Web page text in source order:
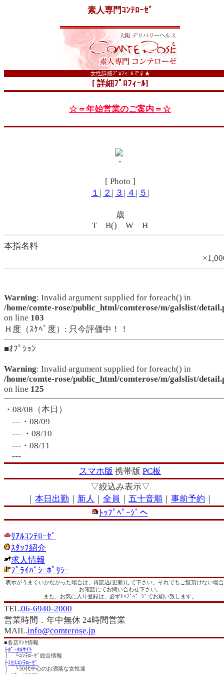
素人専門ｺﾝﾃﾛｰｾﾞ
女性詳細ﾌﾟﾛﾌｨｰﾙです★
[ 詳細ﾌﾟﾛﾌｨｰﾙ]
☆＝年始営業のご案内＝☆
[ Photo ]
１ | ２ | ３ | ４ | ５ |
歳
T B() W H
本指名料
Warning: Invalid argument supplied for foreach() in
/home/comte-rose/public_html/comterose/m/galslist/
on line 103
Ｈ度（ｽｹﾍﾞ度）: 只今評価中！！
■ｵﾌﾟｼｮﾝ
Warning: Invalid argument supplied for foreach() in
/home/comte-rose/public_html/comterose/m/galslist/
on line 125
・08/08（本日）
---・08/09
--- ・08/10
---・08/11
---
スマホ版 携帯版 PC板
▽絞込み表示▽
｜ 本日出勤 ｜ 新人 ｜ 全員 ｜ 五十音順 ｜ 事前予約 ｜
ﾄｯﾌﾟﾍﾟｰｼﾞへ
ﾘｱﾙｺﾝﾃﾛｰｾﾞ
ｽﾀｯﾌ紹介
求人情報
ﾌﾟﾗｲﾊﾞｼｰﾎﾟﾘｼｰ
表示がうまくいかなかった場合は、再読込(更新)して下さい。それでもご覧頂けない場
お電話にてお問い合わせ下さい。
また、お気に入り登録は、必ずﾄｯﾌﾟﾍﾟｰｼﾞでお願い致します。
TEL.06-6940-2000
営業時間．年中無休 24時間営業
MAIL.info@comterose.jp
■各店ﾘﾝｸ情報
├ﾎﾟｰﾀﾙｻｲﾄ
｜ └ｺﾝﾃﾛｰｾﾞ総合情報
├ﾐｾｽｺﾝﾃﾛｰｾﾞ
｜ └30代中心のお洒落な女性達